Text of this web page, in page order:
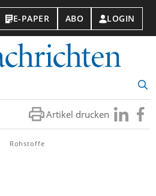
E-PAPER ABO LOGIN
Artikel drucken Besuchen
Sie
Sie
Rohstoffe